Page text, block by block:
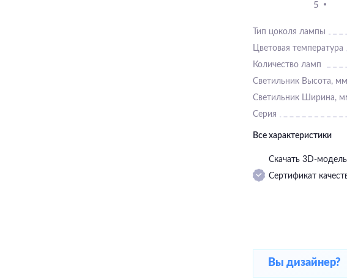
5
Тип цоколя лампы
Цветовая температура
Количество ламп
Светильник Высота, мм
Светильник Ширина,
Серия
Все характеристики
Скачать 3D-модель
Сертификат
Вы дизайнер?